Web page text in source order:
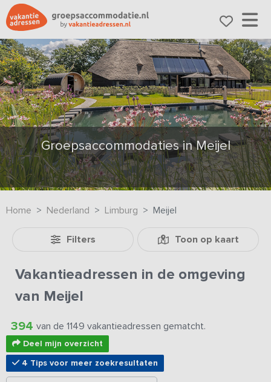
Groepsaccommodaties in Meijel
Home Nederland Limburg Meijel
Filters Toon op kaart
Vakantieadressen in de omgeving
van Meijel
394 van de 1149 vakantieadressen gematcht.
Deel mijn overzicht
4 Tips voor meer zoekresultaten